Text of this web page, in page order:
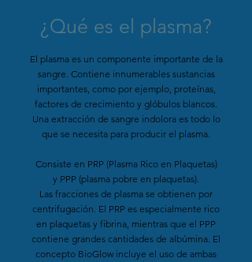
¿Qué es el plasma?
El plasma es un componente importante de la
sangre. Contiene innumerables sustancias
importantes, como por ejemplo, proteínas,
factores de crecimiento y glóbulos blancos.
Una extracción de sangre indolora es todo lo
que se necesita para producir el plasma.
Consiste en PRP (Plasma Rico en Plaquetas)
y PPP (plasma pobre en plaquetas).
Las fracciones de plasma se obtienen por
centrifugación. El PRP es especialmente rico
en plaquetas y fibrina, mientras que el PPP
contiene grandes cantidades de albúmina. El
concepto BioGlow incluye el uso de ambas